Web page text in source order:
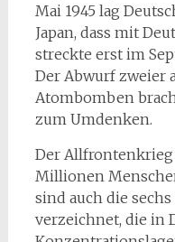
Mai 1945 lag
Japan, dass mit
streckte erst im
Der Abwurf zweier
Atombomben
zum Umdenken.
Der
Millionen
sind auch die
verzeichnet, die in